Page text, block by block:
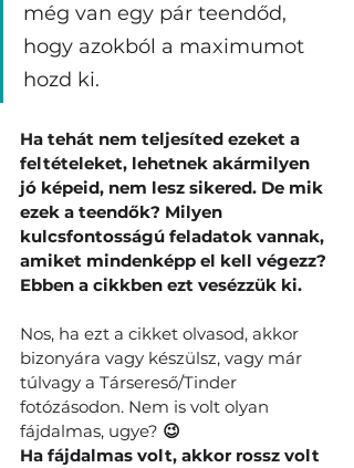
még van egy pár teendőd,
hogy azokból a maximumot
hozd ki.
Ha tehát nem teljesíted ezeket a
feltételeket, lehetnek akármilyen
jó képeid, nem lesz sikered. De mik
ezek a teendők? Milyen
kulcsfontosságú feladatok vannak,
amiket mindenképp el kell végezz?
Ebben a cikkben ezt vesézzük ki.
Nos, ha ezt a cikket olvasod, akkor
bizonyára vagy készülsz, vagy már
túlvagy a Társereső/Tinder
fotózásodon. Nem is volt olyan
fájdalmas, ugye? 😉
Ha fájdalmas volt, akkor rossz volt